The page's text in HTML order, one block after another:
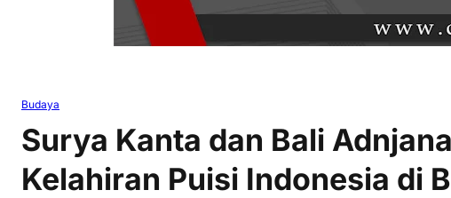
Budaya
Surya Kanta dan Bali
Kelahiran Puisi Indonesia di